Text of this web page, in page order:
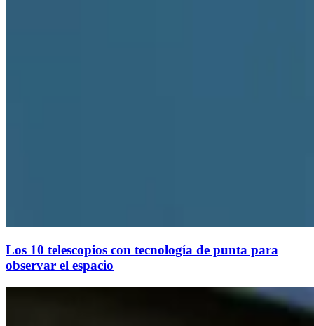
Los 10 telescopios con tecnología de punta para
observar el espacio